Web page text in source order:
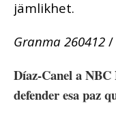
jämlikhet.
Granma 260412 /
Díaz-Canel a NBC
defender esa paz